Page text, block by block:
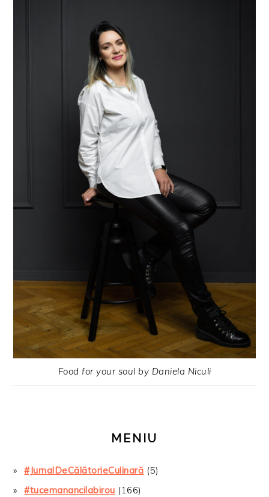
Food for your soul by Daniela Niculi
MENIU
#JurnalDeCălătorieCulinară (5)
#tucemanancilabirou (166)